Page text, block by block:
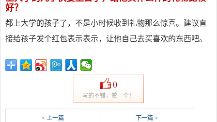
好？
都上大学的孩子了，不是小时候收到礼物那么惊喜。建议直
接给孩子发个红包表示表示，让他自己去买喜欢的东西吧。
0
写的不错，赞一个！
< 上一篇
下一篇 >